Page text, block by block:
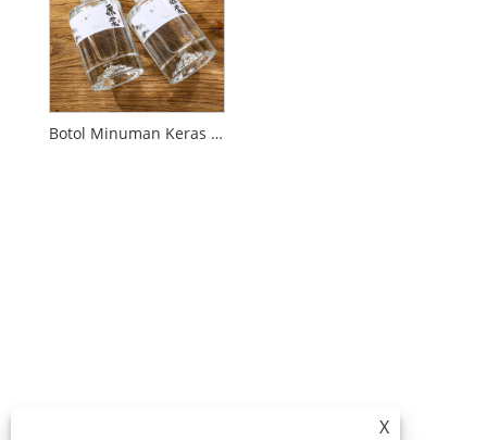
Botol Minuman Keras Kaca Klasik
X